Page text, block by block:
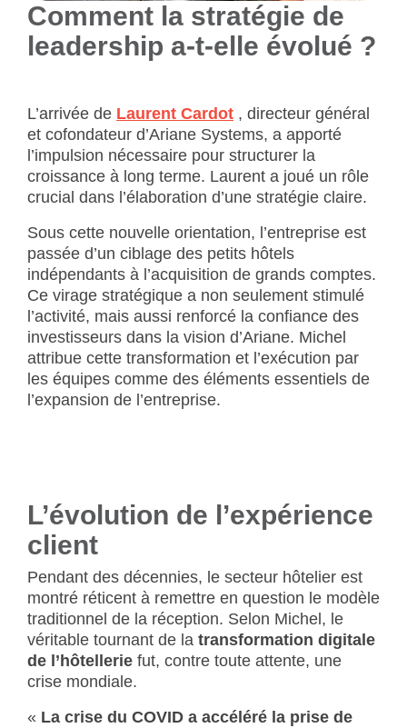
Comment la stratégie de
leadership a-t‑elle évolué ?
L’arrivée de Laurent Cardot , directeur général
et cofondateur d’Ariane Systems, a apporté
l’impulsion nécessaire pour structurer la
croissance à long terme. Laurent a joué un rôle
crucial dans l’élaboration d’une stratégie claire.
Sous cette nouvelle orientation, l’entreprise est
passée d’un ciblage des petits hôtels
indépendants à l’acquisition de grands comptes.
Ce virage stratégique a non seulement stimulé
l’activité, mais aussi renforcé la confiance des
investisseurs dans la vision d’Ariane. Michel
attribue cette transformation et l’exécution par
les équipes comme des éléments essentiels de
l’expansion de l’entreprise.
L’évolution de l’expérience
client
Pendant des décennies, le secteur hôtelier est
montré réticent à remettre en question le modèle
traditionnel de la réception. Selon Michel, le
véritable tournant de la transformation digitale
de l’hôtellerie fut, contre toute attente, une
crise mondiale.
« La crise du COVID a accéléré la prise de